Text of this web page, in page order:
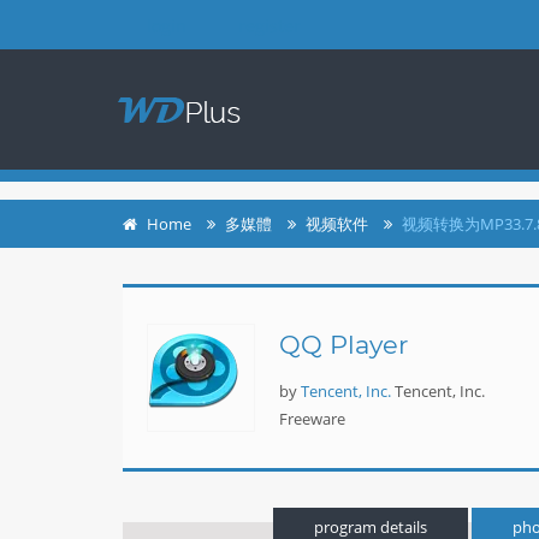
Home 多媒體 视频软件 视频转换为
QQ Player
byTencent, Inc.Tencent, Inc.
Freeware
program details